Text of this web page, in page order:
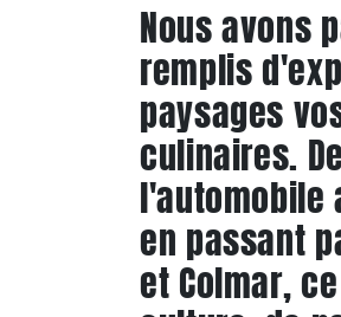
Nous avons
remplis
paysages
culinaires.
l'automobile
en passant
et Colmar,